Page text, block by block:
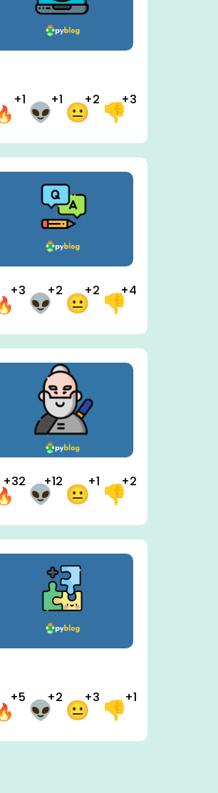
+1 +1 +2 +3
+3 +2 +2 +4
+32 +12 +1 +2
+5 +2 +3 +1